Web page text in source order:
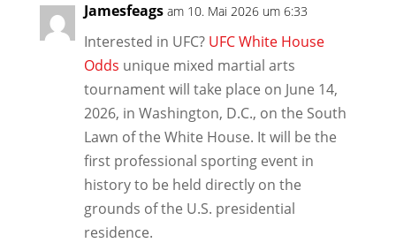
Jamesfeags am 10. Mai 2026 um 6:33
Interested in UFC? UFC White House
Odds unique mixed martial arts
tournament will take place on June 14,
2026, in Washington, D.C., on the South
Lawn of the White House. It will be the
first professional sporting event in
history to be held directly on the
grounds of the U.S. presidential
residence.